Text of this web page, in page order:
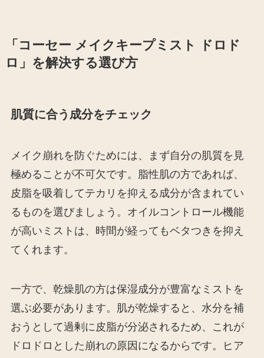
「コーセー メイクキープミスト ドロド
ロ」を解決する選び方
肌質に合う成分をチェック
メイク崩れを防ぐためには、まず自分の肌質を見
極めることが不可欠です。脂性肌の方であれば、
皮脂を吸着してテカリを抑える成分が含まれてい
るものを選びましょう。オイルコントロール機能
が高いミストは、時間が経ってもベタつきを抑え
てくれます。
一方で、乾燥肌の方は保湿成分が豊富なミストを
選ぶ必要があります。肌が乾燥すると、水分を補
おうとして過剰に皮脂が分泌されるため、これが
ドロドロとした崩れの原因になるからです。ヒア